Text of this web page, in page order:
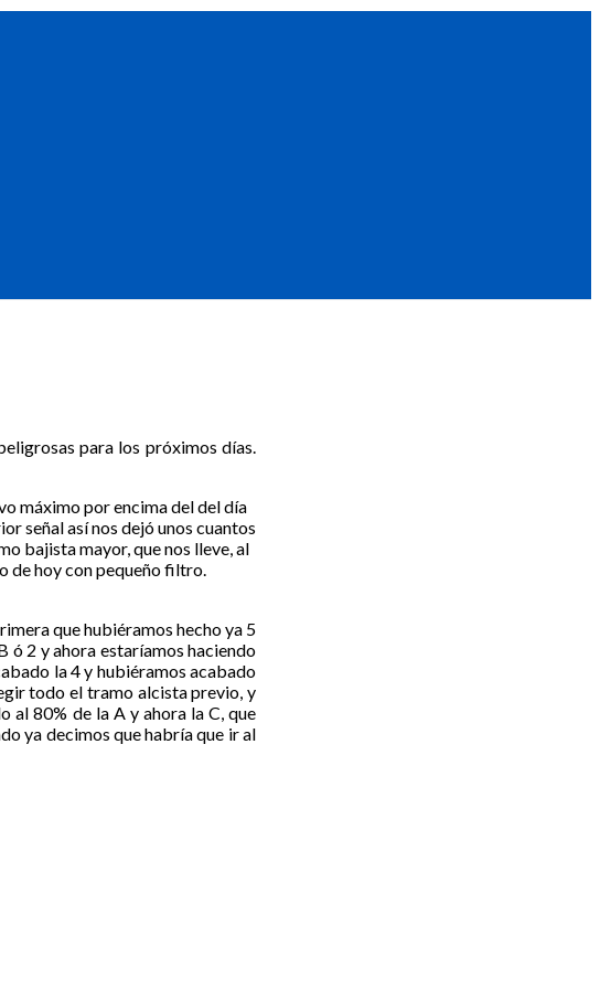
para los próximos días.
máximo por encima del del día
señal así nos dejó unos cuantos
bajista mayor, que nos lleve, al
de hoy con pequeño filtro.
que hubiéramos hecho ya 5
ó 2 y ahora estaríamos haciendo
la 4 y hubiéramos acabado
todo el tramo alcista previo, y
al 80% de la A y ahora la C, que
ya decimos que habría que ir al